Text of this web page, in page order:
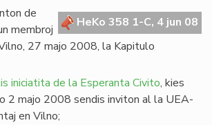
HeKo 358 1-C, 4 jun 08
de
membroj
27 majo 2008, la Kapitulo
iniciatita de la Esperanta Civito, kies
2 majo 2008 sendis inviton al la UEA-
en Vilno;